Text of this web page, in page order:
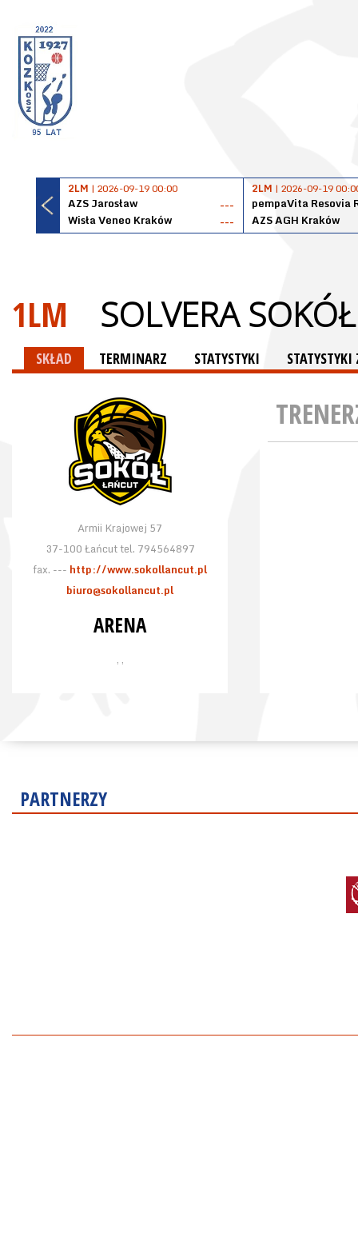
2LM | 2026-09-19 00:00
AZS Jarosław
---
Wisła Veneo Kraków
---
2LM | 2026-09-19
pempaVita Resovia
AZS AGH Kraków
1LM SOLVERA
SKŁAD TERMINARZ STATYSTYKI
Armii Krajowej 57
37-100 Łańcut tel. 794564897
fax. --- http://www.sokollancut.pl
biuro@sokollancut.pl
ARENA
, ,
PARTNERZY